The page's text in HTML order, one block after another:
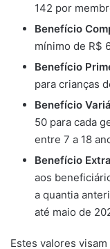
142 por
Benefício
mínimo de R$
Benefício
para crianças
Benefício
50 para cada
entre 7 a 18
Benefício
aos
a quantia
até maio de
Estes valores